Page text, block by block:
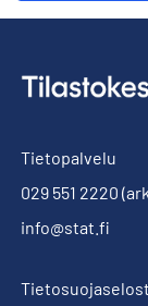
Tietopalvelu
029 551 2220
info@stat.fi